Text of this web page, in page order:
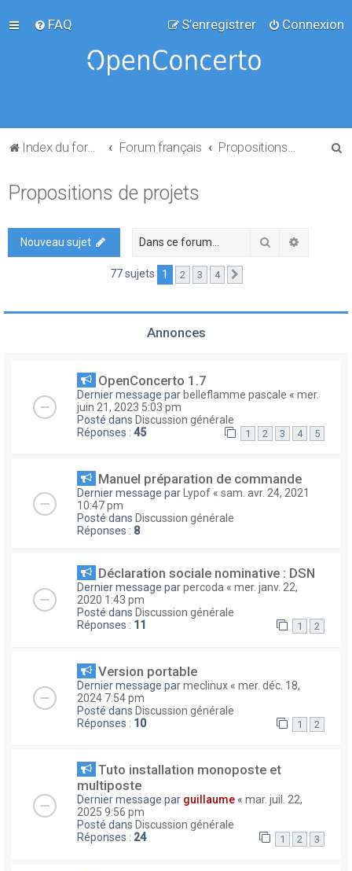
FAQ Connexion
S’enregistrer
Index du forum Forum français
Propositions de projets
Nouveau sujet Rechercher
77 sujets 1 2 3 4
Annonces
OpenConcerto 1.7
Dernier message par belleflamme pascale « mer.
juin 21, 2023 5:03 pm
Posté dans Discussion générale
Réponses : 45 1 2 3 4 5
Manuel préparation de commande
Dernier message par Lypof « sam. avr. 24, 2021
10:47 pm
Posté dans Discussion générale
Réponses : 8
Déclaration sociale nominative : DSN
Dernier message parpercoda « mer. janv. 22,
2020 1:43 pm
Posté dans Discussion générale
Réponses : 11 1 2
Version portable
Dernier message parmeclinux « mer. déc. 18,
2024 7:54 pm
Posté dans Discussion générale
Réponses : 10 1 2
Tuto installation monoposte et
multiposte
Dernier message par guillaume « mar. juil. 22,
2025 9:56 pm
Posté dans Discussion générale
Réponses : 24 1 2 3